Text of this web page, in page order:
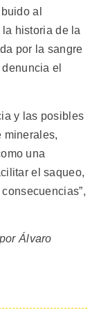
al
historia de la
por la sangre
el
y las posibles
minerales,
una
el saqueo,
Álvaro